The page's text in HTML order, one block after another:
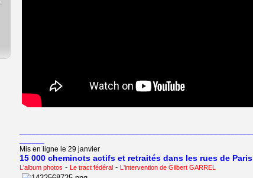
Mis en ligne le 29 janvier
15 000 cheminots actifs et retraités dans les rues de Paris
L'album photos - Le tract fédéral - L'intervention de Gilbert GARREL